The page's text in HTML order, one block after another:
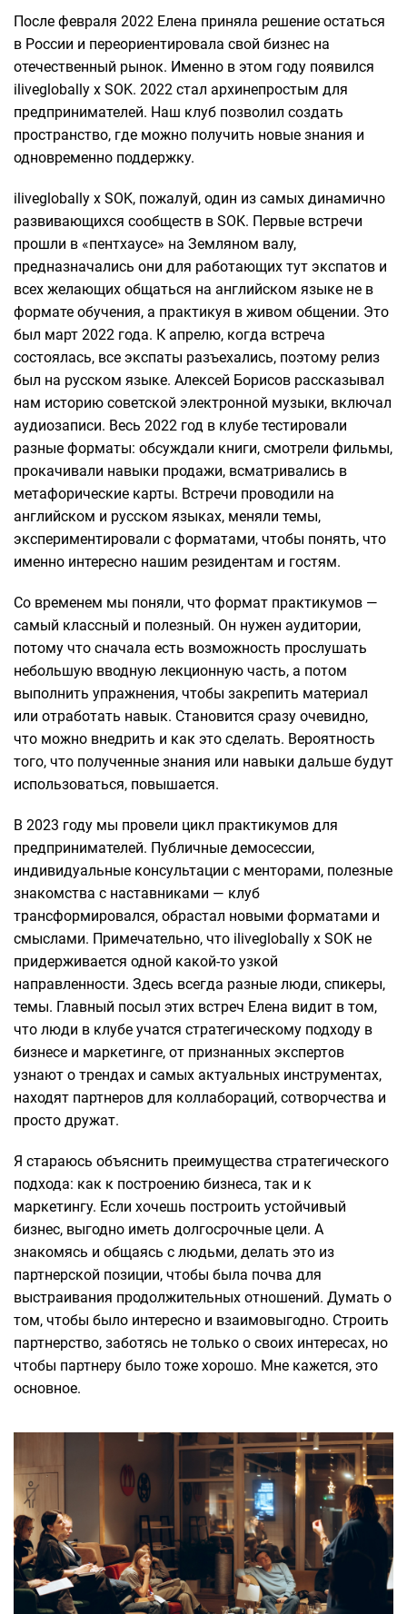
После февраля 2022 Елена приняла решение остаться
в России и переориентировала свой бизнес на
отечественный рынок. Именно в этом году появился
iliveglobally x SOK. 2022 стал архинепростым для
предпринимателей. Наш клуб позволил создать
пространство, где можно получить новые знания и
одновременно поддержку.
iliveglobally x SOK, пожалуй, один из самых динамично
развивающихся сообществ в SOK. Первые встречи
прошли в «пентхаусе» на Земляном валу,
предназначались они для работающих тут экспатов и
всех желающих общаться на английском языке не в
формате обучения, а практикуя в живом общении. Это
был март 2022 года. К апрелю, когда встреча
состоялась, все экспаты разъехались, поэтому релиз
был на русском языке. Алексей Борисов рассказывал
нам историю советской электронной музыки, включал
аудиозаписи. Весь 2022 год в клубе тестировали
разные форматы: обсуждали книги, смотрели фильмы,
прокачивали навыки продажи, всматривались в
метафорические карты. Встречи проводили на
английском и русском языках, меняли темы,
экспериментировали с форматами, чтобы понять, что
именно интересно нашим резидентам и гостям.
Со временем мы поняли, что формат практикумов —
самый классный и полезный. Он нужен аудитории,
потому что сначала есть возможность прослушать
небольшую вводную лекционную часть, а потом
выполнить упражнения, чтобы закрепить материал
или отработать навык. Становится сразу очевидно,
что можно внедрить и как это сделать. Вероятность
того, что полученные знания или навыки дальше будут
использоваться, повышается.
В 2023 году мы провели цикл практикумов для
предпринимателей. Публичные демосессии,
индивидуальные консультации с менторами, полезные
знакомства с наставниками — клуб
трансформировался, обрастал новыми форматами и
смыслами. Примечательно, что iliveglobally x SOK не
придерживается одной какой-то узкой
направленности. Здесь всегда разные люди, спикеры,
темы. Главный посыл этих встреч Елена видит в том,
что люди в клубе учатся стратегическому подходу в
бизнесе и маркетинге, от признанных экспертов
узнают о трендах и самых актуальных инструментах,
находят партнеров для коллабораций, сотворчества и
просто дружат.
Я стараюсь объяснить преимущества стратегического
подхода: как к построению бизнеса, так и к
маркетингу. Если хочешь построить устойчивый
бизнес, выгодно иметь долгосрочные цели. А
знакомясь и общаясь с людьми, делать это из
партнерской позиции, чтобы была почва для
выстраивания продолжительных отношений. Думать о
том, чтобы было интересно и взаимовыгодно. Строить
партнерство, заботясь не только о своих интересах, но
чтобы партнеру было тоже хорошо. Мне кажется, это
основное.